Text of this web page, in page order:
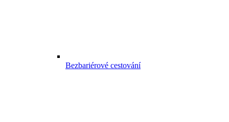
Bezbariérové cestování